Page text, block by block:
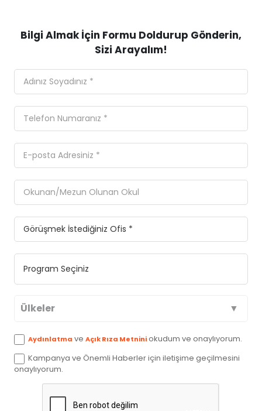
Bilgi Almak İçin Formu Doldurup Gönderin,
Sizi Arayalım!
Ülkeler
Avustralya
Kanada
İngiltere
Aydınlatma ve Açık Rıza Metniniokudum ve onaylıyorum.
Kampanya ve Önemli Haberler için iletişime geçilmesini
onaylıyorum.